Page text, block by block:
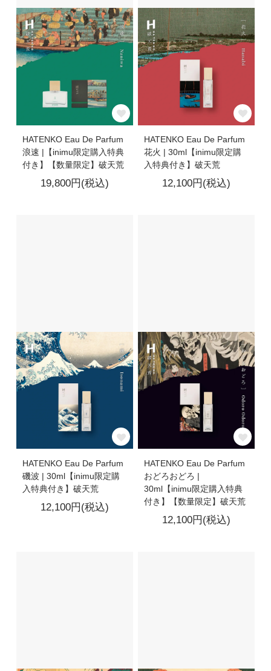
HATENKO Eau De Parfum
浪速 |【inimu限定購入特典
付き】【数量限定】破天荒
19,800円(税込)
HATENKO Eau De Parfum
花火 | 30ml【inimu限定購
入特典付き】破天荒
12,100円(税込)
HATENKO Eau De Parfum
磯波 | 30ml【inimu限定購
入特典付き】破天荒
12,100円(税込)
HATENKO Eau De Parfum
おどろおどろ |
30ml【inimu限定購入特典
付き】【数量限定】破天荒
12,100円(税込)